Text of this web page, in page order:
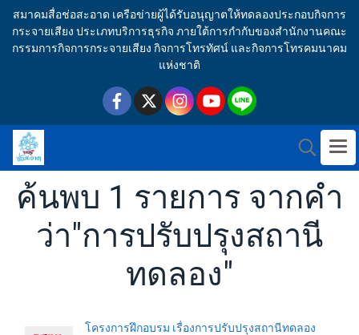
สมาคมสื่อช่อสะอาด เครือข่ายผู้ได้รับอนุญาตให้ทดลองประกอบกิจการ
กระจายเสียง ประเภทบริการธุรกิจ ภายใต้การกำกับของสำนักงานคณะ
กรรมการกิจการกระจายเสียง กิจการโทรทัศน์ และกิจการโทรคมนาคม
แห่งชาติ
ค้นพบ 1 รายการ จากคำ
ว่า"การปรับปรุงสถานี
ทดลอง"
โครงการฝึกอบรม เรื่องการปรับปรุงสถานีทดลอง